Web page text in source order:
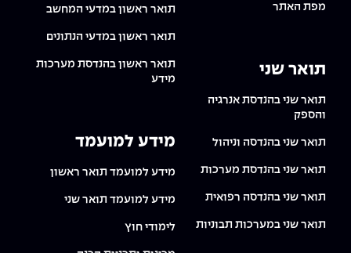
מפת האתר
תואר שני
תואר שני בהנדסת אנרגיה
והספק
תואר שני בהנדסה וניהול
תואר שני בהנדסת מערכות
תואר שני בהנדסה רפואית
תואר שני במערכות תבוניות
תואר ראשון במדעי המחשב
תואר ראשון במדעי הנתונים
תואר ראשון בהנדסת מערכות
מידע
מידע למועמד
מידע למועמד תואר ראשון
מידע למועמד תואר שני
לימודי חוץ